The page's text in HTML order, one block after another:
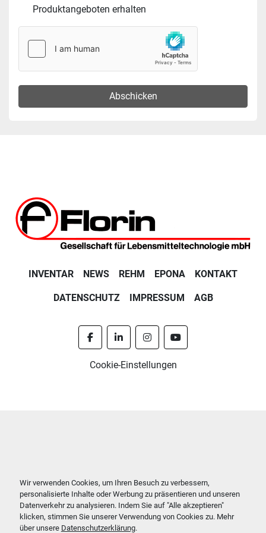
Wir verwenden Cookies, um Ihren Besuch zu verbessern,
personalisierte Inhalte oder Werbung zu präsentieren und unseren
Datenverkehr zu analysieren. Indem Sie auf "Alle akzeptieren"
klicken, stimmen Sie unserer Verwendung von Cookies zu. Mehr
über unsere Datenschutzerklärung.
Produktangeboten erhalten
Abschicken
INVENTAR NEWS REHM EPONA KONTAKT
DATENSCHUTZ IMPRESSUM AGB
facebooklinkedininstagramyoutube
Cookie-Einstellungen